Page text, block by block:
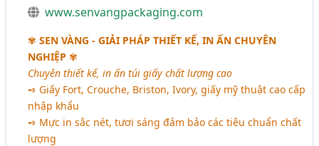
www.senvangpackaging.com
✾SEN VÀNG - GIẢI PHÁP THIẾT KẾ, IN ẤN CHUYÊN
NGHIỆP ✾
Chuyên thiết kế, in ấn túi giấy chất lượng cao
➺ Giấy Fort, Crouche, Briston, Ivory, giấy mỹ thuật cao cấp
nhập khẩu
➺ Mực in sắc nét, tươi sáng đảm bảo các tiêu chuẩn chất
lượng